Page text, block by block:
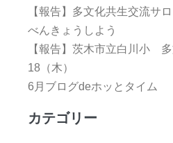
【報告】多文化共生交流サ
べんきょうしよう
【報告】茨木市立白川小
18（木）
6月ブログdeホッとタイム
カテゴリー